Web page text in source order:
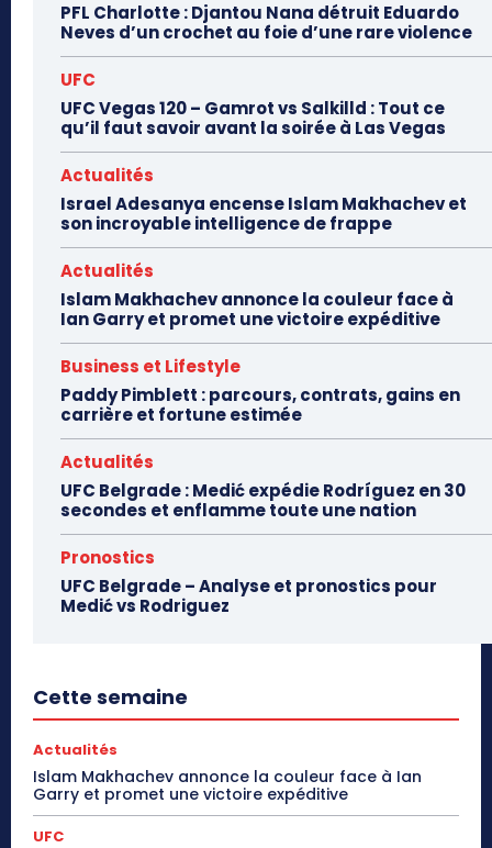
PFL Charlotte : Djantou Nana détruit Eduardo
Neves d’un crochet au foie d’une rare violence
UFC
UFC Vegas 120 – Gamrot vs Salkilld : Tout ce
qu’il faut savoir avant la soirée à Las Vegas
Actualités
Israel Adesanya encense Islam Makhachev et
son incroyable intelligence de frappe
Actualités
Islam Makhachev annonce la couleur face à
Ian Garry et promet une victoire expéditive
Business et Lifestyle
Paddy Pimblett : parcours, contrats, gains en
carrière et fortune estimée
Actualités
UFC Belgrade : Medić expédie Rodríguez en 30
secondes et enflamme toute une nation
Pronostics
UFC Belgrade – Analyse et pronostics pour
Medić vs Rodriguez
Cette semaine
Actualités
Islam Makhachev annonce la couleur face à Ian
Garry et promet une victoire expéditive
UFC